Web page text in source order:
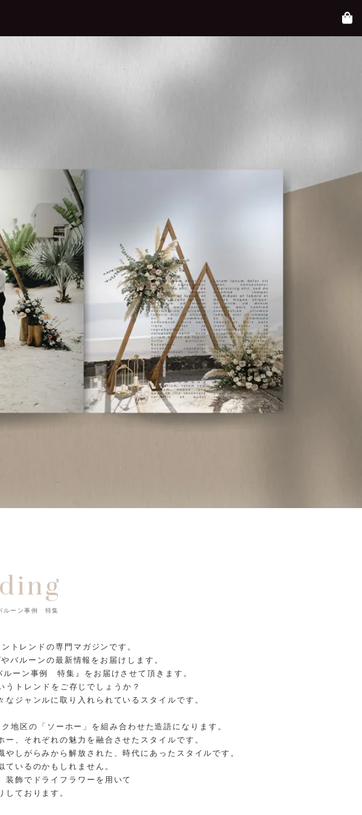
ルーン事例 特集
トレンドの専門マガジンです。
バルーンの最新情報をお届けします。
ーン事例 特集』をお届けさせて頂きます。
トレンドをご存じでしょうか？
ジャンルに取り入れられているスタイルです。
地区の「ソーホー」を組み合わせた造語になります。
、それぞれの魅力を融合させたスタイルです。
しがらみから解放された、時代にあったスタイルです。
いるのかもしれません。
装飾でドライフラワーを用いて
しております。